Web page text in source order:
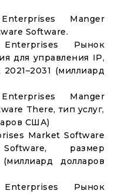
Manger
Software.
Рынок
для управления IP,
(миллиард
Manger
There, тип услуг,
США)
Market Software
размер
долларов
Рынок